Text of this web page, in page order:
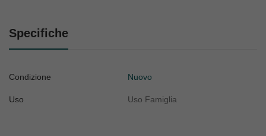
Specifiche
Condizione Nuovo
Uso Uso Famiglia